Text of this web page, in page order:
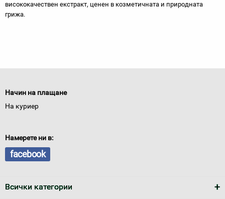
висококачествен екстракт, ценен в козметичната и природната
грижа.
Начин на плащане
На куриер
Намерете ни в:
facebook
Всички категории